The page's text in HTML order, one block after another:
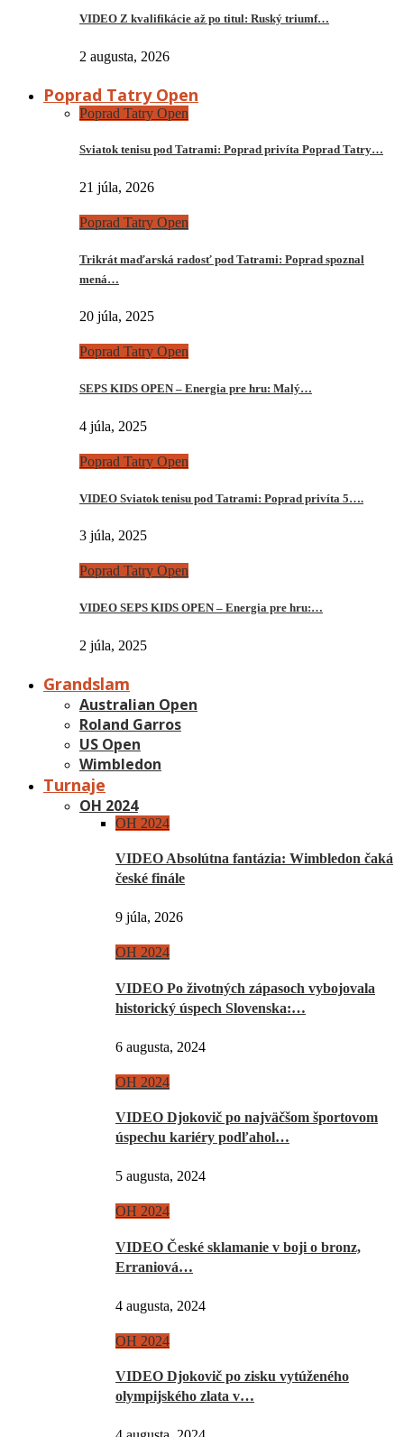
VIDEO Z kvalifikácie až po titul: Ruský triumf…
2 augusta, 2026
Poprad Tatry Open
Poprad Tatry Open
Sviatok tenisu pod Tatrami: Poprad privíta Poprad Tatry…
21 júla, 2026
Poprad Tatry Open
Trikrát maďarská radosť pod Tatrami: Poprad spoznal
mená…
20 júla, 2025
Poprad Tatry Open
SEPS KIDS OPEN – Energia pre hru: Malý…
4 júla, 2025
Poprad Tatry Open
VIDEO Sviatok tenisu pod Tatrami: Poprad privíta 5….
3 júla, 2025
Poprad Tatry Open
VIDEO SEPS KIDS OPEN – Energia pre hru:…
2 júla, 2025
Grandslam
Australian Open
Roland Garros
US Open
Wimbledon
Turnaje
OH 2024
OH 2024
VIDEO Absolútna fantázia: Wimbledon čaká
české finále
9 júla, 2026
OH 2024
VIDEO Po životných zápasoch vybojovala
historický úspech Slovenska:…
6 augusta, 2024
OH 2024
VIDEO Djokovič po najväčšom športovom
úspechu kariéry podľahol…
5 augusta, 2024
OH 2024
VIDEO České sklamanie v boji o bronz,
Erraniová…
4 augusta, 2024
OH 2024
VIDEO Djokovič po zisku vytúženého
olympijského zlata v…